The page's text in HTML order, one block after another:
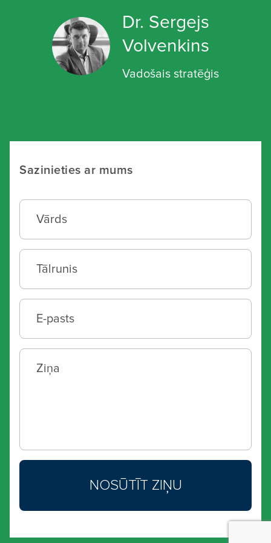
Dr. Sergejs
Volvenkins
Vadošais stratēģis
Sazinieties ar mums